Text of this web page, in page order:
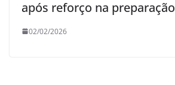
após reforço na preparação
02/02/2026